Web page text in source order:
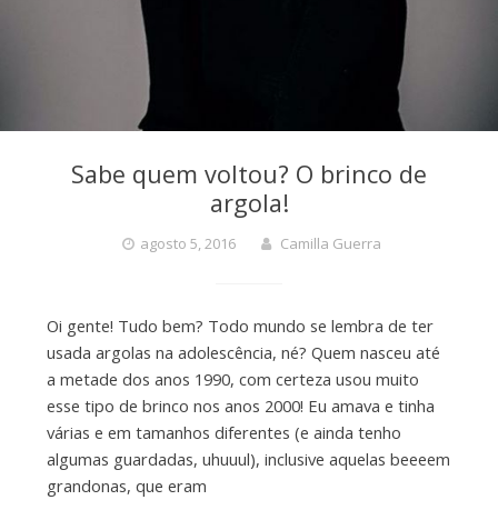
Sabe quem voltou? O brinco de
argola!
agosto 5, 2016 Camilla Guerra
Oi gente! Tudo bem? Todo mundo se lembra de ter
usada argolas na adolescência, né? Quem nasceu até
a metade dos anos 1990, com certeza usou muito
esse tipo de brinco nos anos 2000! Eu amava e tinha
várias e em tamanhos diferentes (e ainda tenho
algumas guardadas, uhuuul), inclusive aquelas beeeem
grandonas, que eram